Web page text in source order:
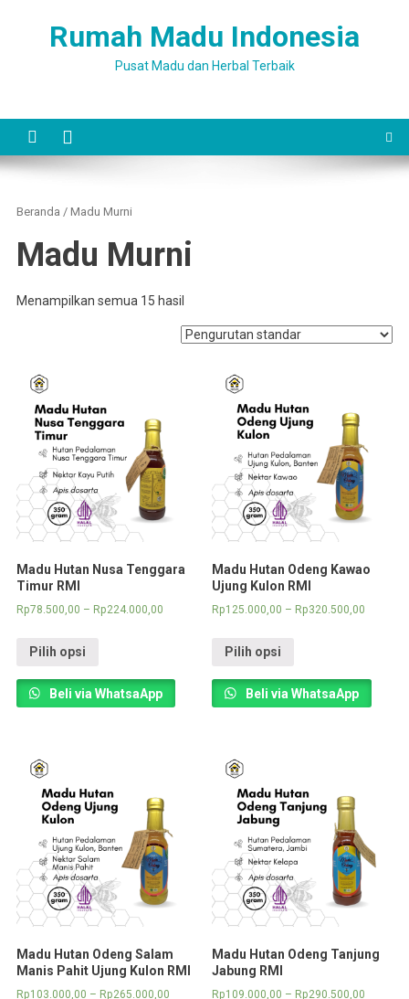
Rumah Madu Indonesia
Pusat Madu dan Herbal Terbaik
Beranda / Madu Murni
Madu Murni
Menampilkan semua 15 hasil
Madu Hutan Nusa Tenggara
Timur RMI
Rp78.500,00 – Rp224.000,00
Pilih opsi
Beli via WhatsaApp
Madu Hutan Odeng Kawao
Ujung Kulon RMI
Rp125.000,00 – Rp320.500,00
Pilih opsi
Beli via WhatsaApp
Madu Hutan Odeng Salam
Manis Pahit Ujung Kulon RMI
Rp103.000,00 – Rp265.000,00
Madu Hutan Odeng Tanjung
Jabung RMI
Rp109.000,00 – Rp290.500,00